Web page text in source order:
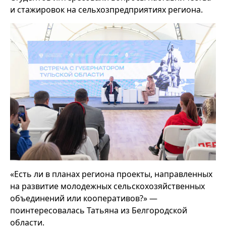
и стажировок на сельхозпредприятиях региона.
«Есть ли в планах региона проекты, направленных
на развитие молодежных сельскохозяйственных
объединений или кооперативов?» —
поинтересовалась Татьяна из Белгородской
области.